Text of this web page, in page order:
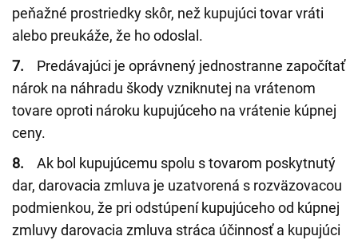
peňažné prostriedky skôr, než kupujúci tovar vráti
alebo preukáže, že ho odoslal.
7. Predávajúci je oprávnený jednostranne započítať
nárok na náhradu škody vzniknutej na vrátenom
tovare oproti nároku kupujúceho na vrátenie kúpnej
ceny.
8. Ak bol kupujúcemu spolu s tovarom poskytnutý
dar, darovacia zmluva je uzatvorená s rozväzovacou
podmienkou, že pri odstúpení kupujúceho od kúpnej
zmluvy darovacia zmluva stráca účinnosť a kupujúci